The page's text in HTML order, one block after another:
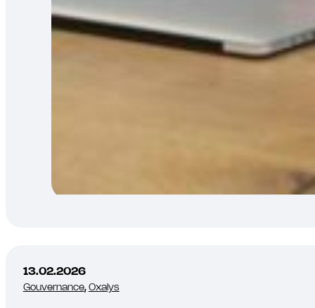
13.02.2026
Gouvernance, Oxalys